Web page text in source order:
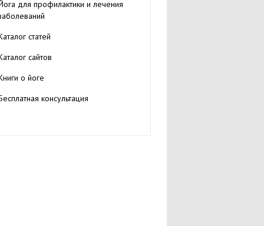
для профилактики и лечения
статей
сайтов
о йоге
консультация